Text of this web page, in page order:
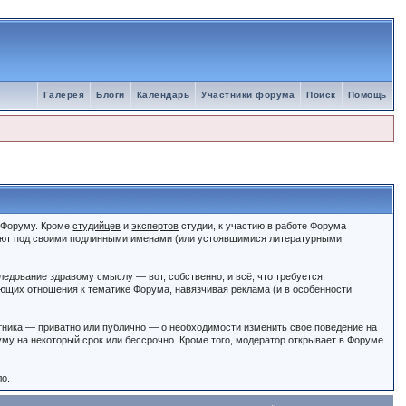
Помощь
Поиск
Участники форума
Календарь
Блоги
Галерея
Форуму. Кроместудийцев иэкспертов студии, к участию в работе Форума
под своими подлинными именами (или устоявшимися литературными
здравому смыслу — вот, собственно, и всё, что требуется.
отношения к тематике Форума, навязчивая реклама (и в особенности
— приватно или публично — о необходимости изменить своё поведение на
на некоторый срок или бессрочно. Кроме того, модератор открывает в Форуме